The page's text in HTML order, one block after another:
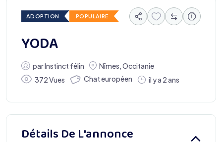
ADOPTION POPULAIRE
YODA
parInstinct félin Nîmes Occitanie
372 Vues
Chat européen il y a 2 ans
Détails De L'annonce